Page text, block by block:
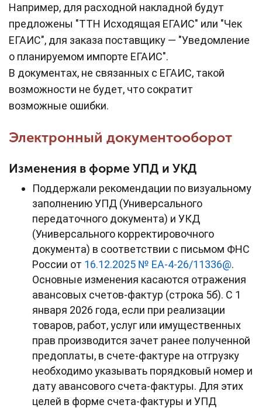
Например, для расходной накладной будут
предложены "ТТН Исходящая ЕГАИС" или "Чек
ЕГАИС", для заказа поставщику — "Уведомление
о планируемом импорте ЕГАИС".
В документах, не связанных с ЕГАИС, такой
возможности не будет, что сократит
возможные ошибки.
Электронный документооборот
Изменения в форме УПД и УКД
Поддержали рекомендации по визуальному
заполнению УПД (Универсального
передаточного документа) и УКД
(Универсального корректировочного
документа) в соответствии с письмом ФНС
России от 16.12.2025 № ЕА-4-26/11336@.
Основные изменения касаются отражения
авансовых счетов-фактур (строка 5б). С 1
января 2026 года, если при реализации
товаров, работ, услуг или имущественных
прав производится зачет ранее полученной
предоплаты, в счете-фактуре на отгрузку
необходимо указывать порядковый номер и
дату авансового счета-фактуры. Для этих
целей в форме счета-фактуры и УПД